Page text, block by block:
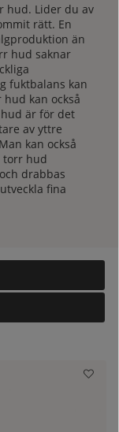
hud. Lider du av
rätt. En
än
hud saknar
fuktbalans kan
kan också
är för det
av yttre
kan också
torr hud
drabbas
fina
och fel
rätt
torr hud
kompenserar